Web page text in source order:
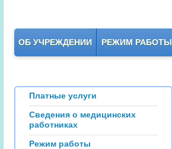
ОБ УЧРЕЖДЕНИИ РЕЖИМ РАБОТЫ
Платные услуги
Сведения о медицинских
работниках
Режим работы